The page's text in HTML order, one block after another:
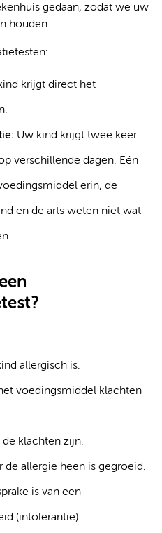
gedaan, zodat we uw
houden.
krijgt direct het
Uw kind krijgt twee keer
verschillende dagen. Eén
erin, de
en de arts weten niet wat
allergisch is.
voedingsmiddel klachten
de klachten zijn.
de allergie heen is gegroeid.
is van een
(intolerantie).